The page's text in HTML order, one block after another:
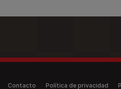
Legal (anonymous)
Contacto Política de privacidad